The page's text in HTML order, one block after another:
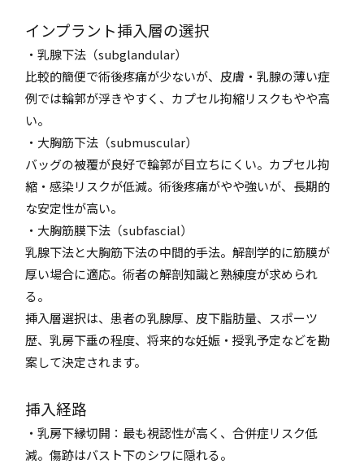
インプラント挿入層の選択
・乳腺下法（subglandular）
比較的簡便で術後疼痛が少ないが、皮膚・乳腺の薄い症
例では輪郭が浮きやすく、カプセル拘縮リスクもやや高
い。
・大胸筋下法（submuscular）
バッグの被覆が良好で輪郭が目立ちにくい。カプセル拘
縮・感染リスクが低減。術後疼痛がやや強いが、長期的
な安定性が高い。
・大胸筋膜下法（subfascial）
乳腺下法と大胸筋下法の中間的手法。解剖学的に筋膜が
厚い場合に適応。術者の解剖知識と熟練度が求められ
る。
挿入層選択は、患者の乳腺厚、皮下脂肪量、スポーツ
歴、乳房下垂の程度、将来的な妊娠・授乳予定などを勘
案して決定されます。
挿入経路
・乳房下縁切開：最も視認性が高く、合併症リスク低
減。傷跡はバスト下のシワに隠れる。